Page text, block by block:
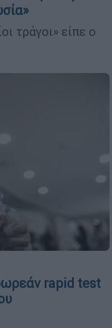
τράγοι» είπε ο
rapid test